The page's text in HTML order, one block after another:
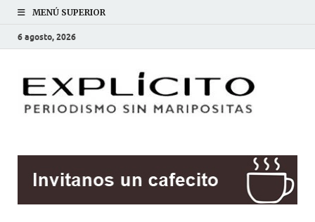
MENÚ SUPERIOR
6 agosto, 2026